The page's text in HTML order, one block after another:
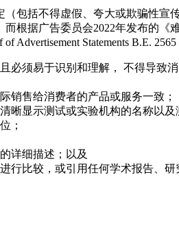
包括不得虚假、夸大或欺骗性
据广告委员会2022年发布的《
Advertisement Statements B.E.
须易于识别和理解， 不得导致
销售给消费者的产品或服务一致；
显示测试或实验机构的名称以及
；
详细描述；以及
比较，或引用任何学术报告、